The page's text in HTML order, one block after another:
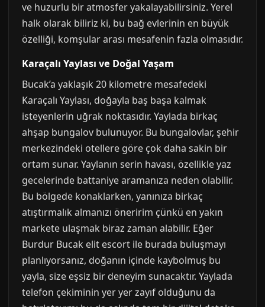
ve huzurlu bir atmosfer yakalayabilirsiniz. Yerel
halk olarak biliriz ki, bu bağ evlerinin en büyük
özelliği, komşular arası mesafenin fazla olmasıdır.
Karaçalı Yaylası ve Doğal Yaşam
Bucak’a yaklaşık 20 kilometre mesafedeki
Karaçalı Yaylası, doğayla baş başa kalmak
isteyenlerin uğrak noktasıdır. Yaylada birkaç
ahşap bungalov bulunuyor. Bu bungalovlar, şehir
merkezindeki otellere göre çok daha sakin bir
ortam sunar. Yaylanın serin havası, özellikle yaz
gecelerinde battaniye aramanıza neden olabilir.
Bu bölgede konaklarken, yanınıza birkaç
atıştırmalık almanızı öneririm çünkü en yakın
markete ulaşmak biraz zaman alabilir. Eğer
Burdur Bucak elit escort ile burada buluşmayı
planlıyorsanız, doğanın içinde kaybolmuş bu
yayla, size eşsiz bir deneyim sunacaktır. Yaylada
telefon çekiminin yer yer zayıf olduğunu da